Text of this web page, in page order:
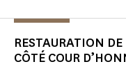
RESTAURATION
CÔTÉ COUR